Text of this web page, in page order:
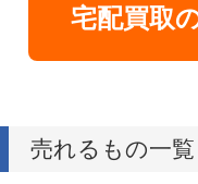
宅配買取
売れるもの一覧